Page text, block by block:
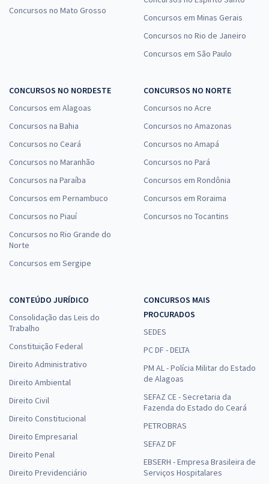
Concursos no Mato Grosso
Concursos em Minas Gerais
Concursos no Rio de Janeiro
Concursos em São Paulo
CONCURSOS NO NORDESTE
Concursos em Alagoas
Concursos na Bahia
Concursos no Ceará
Concursos no Maranhão
Concursos na Paraíba
Concursos em Pernambuco
Concursos no Piauí
Concursos no Rio Grande do
Norte
Concursos em Sergipe
CONCURSOS NO NORTE
Concursos no Acre
Concursos no Amazonas
Concursos no Amapá
Concursos no Pará
Concursos em Rondônia
Concursos em Roraima
Concursos no Tocantins
CONTEÚDO JURÍDICO
Consolidação das Leis do
Trabalho
Constituição Federal
Direito Administrativo
Direito Ambiental
Direito Civil
Direito Constitucional
Direito Empresarial
Direito Penal
Direito Previdenciário
CONCURSOS MAIS
PROCURADOS
SEDES
PC DF - DELTA
PM AL - Polícia Militar do Estado
de Alagoas
SEFAZ CE - Secretaria da
Fazenda do Estado do Ceará
PETROBRAS
SEFAZ DF
EBSERH - Empresa Brasileira de
Serviços Hospitalares